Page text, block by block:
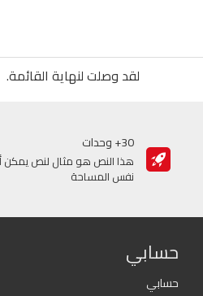
لقد وصلت لنهاية القائمة.
30+ وحدات
هذا النص هو مثال لنص يمكن
نفس المساحة
حسابي
حسابي